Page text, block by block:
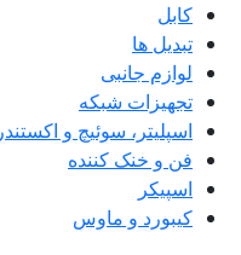
کابل
تبدیل ها
لوازم جانبی
تجهیزات شبکه
اسپلیتر، سوئیچ و اکستندر
فن و خنک کننده
اسپیکر
کیبورد و ماوس